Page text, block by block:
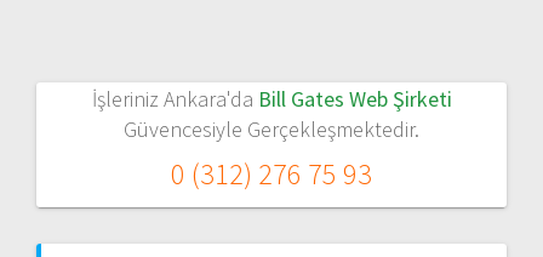
İşleriniz Ankara'da Bill Gates Web Şirketi
Güvencesiyle Gerçekleşmektedir.
0 (312) 276 75 93